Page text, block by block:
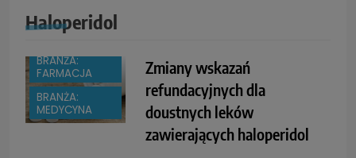
Haloperidol
BRANŻA:
FARMACJA
BRANŻA:
MEDYCYNA
Zmiany wskazań
refundacyjnych dla
doustnych leków
zawierających haloperidol